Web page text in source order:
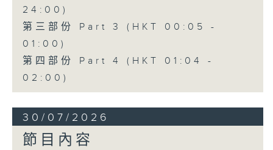
24:00)
第三部份 Part 3 (HKT 00:05 -
01:00)
第四部份 Part 4 (HKT 01:04 -
02:00)
30/07/2026
節目內容